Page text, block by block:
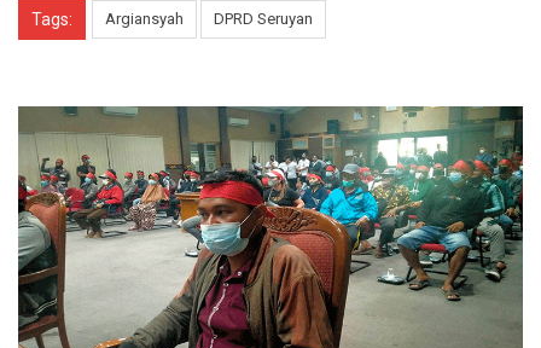
Tags: Argiansyah DPRD Seruyan